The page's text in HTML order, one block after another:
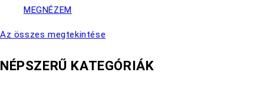
MEGNÉZEM
Az összes megtekintése
NÉPSZERŰ KATEGÓRIÁK